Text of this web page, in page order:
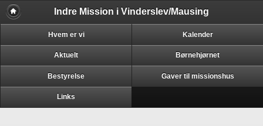
Indre Mission i Vinderslev/Mausing
Hvem er vi Kalender
Aktuelt Børnehjørnet
Bestyrelse Gaver til missionshus
Links